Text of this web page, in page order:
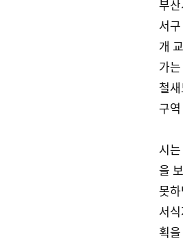
부
서
개
가
철
구
시
을
못
서
획